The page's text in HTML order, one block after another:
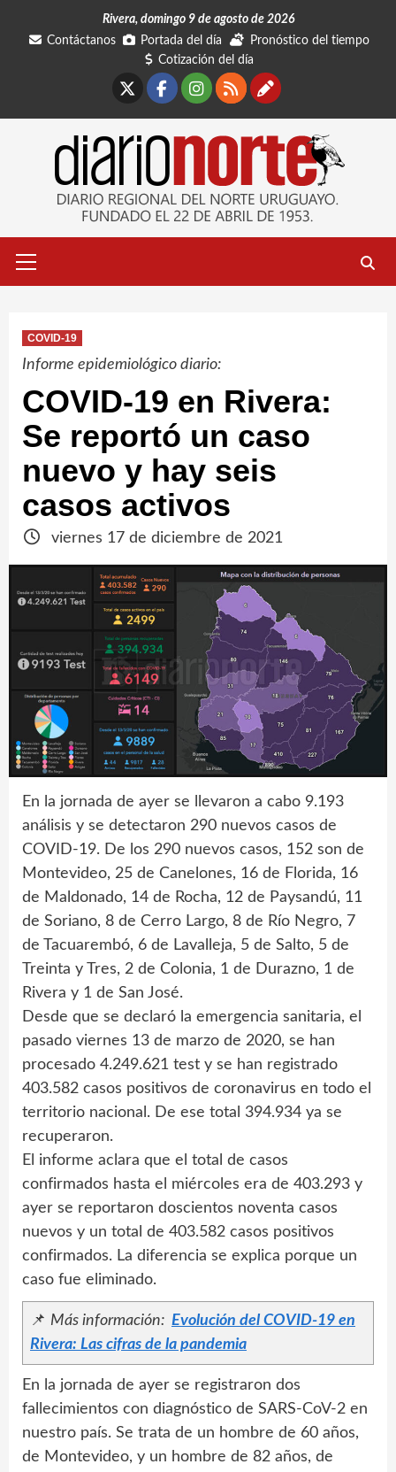
Rivera, domingo 9 de agosto de 2026
Contáctanos
Portada del día
Pronóstico del tiempo
Cotización del día
Facebook
Instagram
RSSContáctanos
primario
COVID-19
Informe epidemiológico diario:
COVID-19 en Rivera:
Se reportó un caso
nuevo y hay seis
casos activos
viernes 17 de diciembre de 2021
En la jornada de ayer se llevaron a cabo 9.193
análisis y se detectaron 290 nuevos casos de
COVID-19. De los 290 nuevos casos, 152 son de
Montevideo, 25 de Canelones, 16 de Florida, 16
de Maldonado, 14 de Rocha, 12 de Paysandú, 11
de Soriano, 8 de Cerro Largo, 8 de Río Negro, 7
de Tacuarembó, 6 de Lavalleja, 5 de Salto, 5 de
Treinta y Tres, 2 de Colonia, 1 de Durazno, 1 de
Rivera y 1 de San José.
Desde que se declaró la emergencia sanitaria, el
pasado viernes 13 de marzo de 2020, se han
procesado 4.249.621 test y se han registrado
403.582 casos positivos de coronavirus en todo el
territorio nacional. De ese total 394.934 ya se
recuperaron.
El informe aclara que el total de casos
confirmados hasta el miércoles era de 403.293 y
ayer se reportaron doscientos noventa casos
nuevos y un total de 403.582 casos positivos
confirmados. La diferencia se explica porque un
caso fue eliminado.
📌 Más información: Evolución del COVID-19 en
Rivera: Las cifras de la pandemia
En la jornada de ayer se registraron dos
fallecimientos con diagnóstico de SARS-CoV-2 en
nuestro país. Se trata de un hombre de 60 años,
de Montevideo, y un hombre de 82 años, de